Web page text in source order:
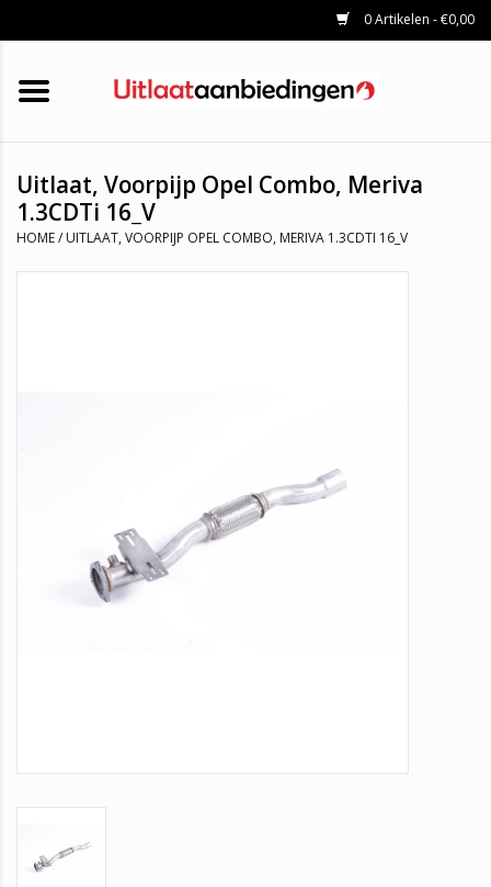
0 Artikelen - €0,00
HOME
KATALYSATOREN
UNIVERSELE UITLAATDELEN
MERKEN
Uitlaat, Voorpijp Opel Combo, Meriva
1.3CDTi 16_V
HOME/ UITLAAT, VOORPIJP OPEL COMBO, MERIVA 1.3CDTI 16_V